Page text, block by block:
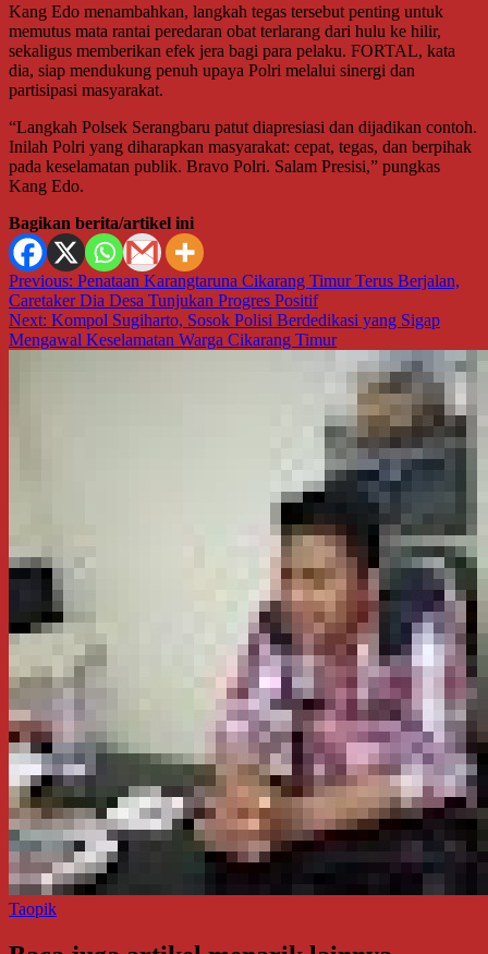
Kang Edo menambahkan, langkah tegas tersebut penting untuk
memutus mata rantai peredaran obat terlarang dari hulu ke hilir,
sekaligus memberikan efek jera bagi para pelaku. FORTAL, kata
dia, siap mendukung penuh upaya Polri melalui sinergi dan
partisipasi masyarakat.
“Langkah Polsek Serangbaru patut diapresiasi dan dijadikan contoh.
Inilah Polri yang diharapkan masyarakat: cepat, tegas, dan berpihak
pada keselamatan publik. Bravo Polri. Salam Presisi,” pungkas
Kang Edo.
Bagikan berita/artikel ini
Navigasi
pos
Previous: Penataan Karangtaruna Cikarang Timur Terus Berjalan,
Caretaker Dia Desa Tunjukan Progres Positif
Next: Kompol Sugiharto, Sosok Polisi Berdedikasi yang Sigap
Mengawal Keselamatan Warga Cikarang Timur
Taopik